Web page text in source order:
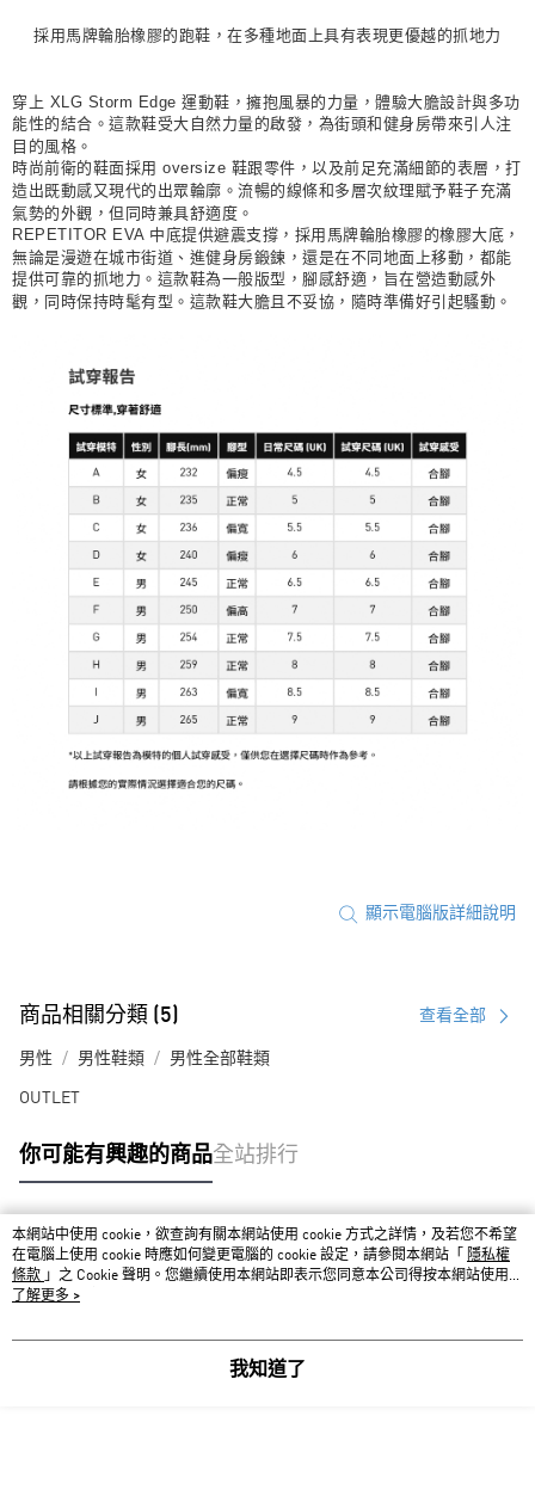
付款後門市自取
採用馬牌輪胎橡膠的跑鞋，在多種地面上具有表現更優越的抓地力
穿上 XLG Storm Edge 運動鞋，擁抱風暴的力量，體驗大膽設計與多功
能性的結合。這款鞋受大自然力量的啟發，為街頭和健身房帶來引人注
目的風格。
時尚前衛的鞋面採用 oversize 鞋跟零件，以及前足充滿細節的表層，打
造出既動感又現代的出眾輪廓。流暢的線條和多層次紋理賦予鞋子充滿
氣勢的外觀，但同時兼具舒適度。
REPETITOR EVA 中底提供避震支撐，採用馬牌輪胎橡膠的橡膠大底，
無論是漫遊在城市街道、進健身房鍛鍊，還是在不同地面上移動，都能
提供可靠的抓地力。這款鞋為一般版型，腳感舒適，旨在營造動感外
觀，同時保持時髦有型。這款鞋大膽且不妥協，隨時準備好引起騷動。
顯示電腦版詳細說明
商品相關分類 (5) 查看全部
男性 男性鞋類 男性全部鞋類
OUTLET
你可能有興趣的商品全站排行
熱門標籤
本網站中使用 cookie，欲查詢有關本網站使用 cookie 方式之詳情，及若您不希望
在電腦上使用 cookie 時應如何變更電腦的 cookie 設定，請參閱本網站「
隱私權
條款 」之 Cookie 聲明。您繼續使用本網站即表示您同意本公司得按本網站使用條
款之 Cookie 聲明使用 cookie。
了解更多 >
我知道了